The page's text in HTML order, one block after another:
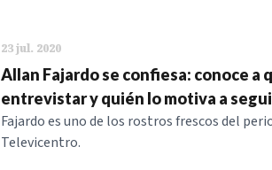
23 jul. 2020
Allan Fajardo se confiesa: conoce a
entrevistar y quién lo motiva a
Fajardo es uno de los rostros frescos del
Televicentro.